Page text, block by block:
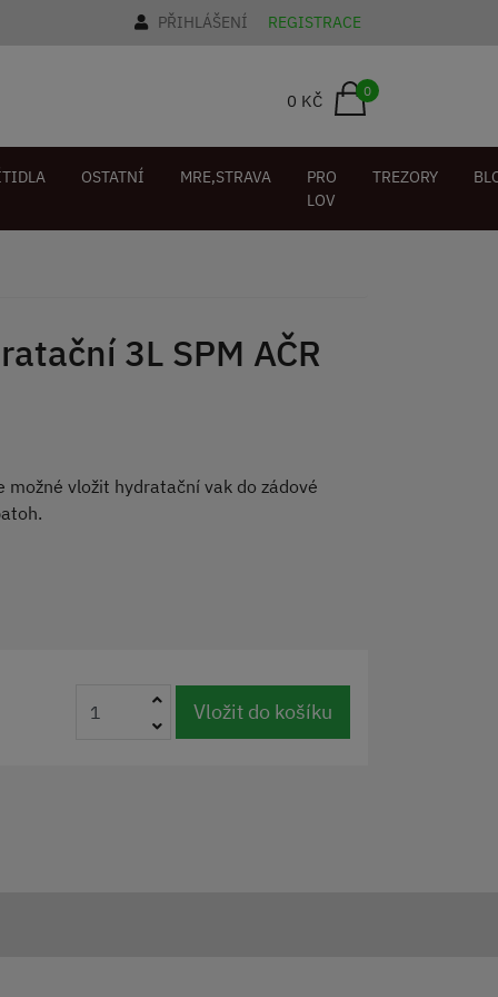
PŘIHLÁŠENÍ REGISTRACE
0 KČ 0
OSTATNÍ MRE,STRAVA
PRO
LOV
TREZORY
3L SPM AČR
vložit hydratační vak do zádové
Vložit do košíku